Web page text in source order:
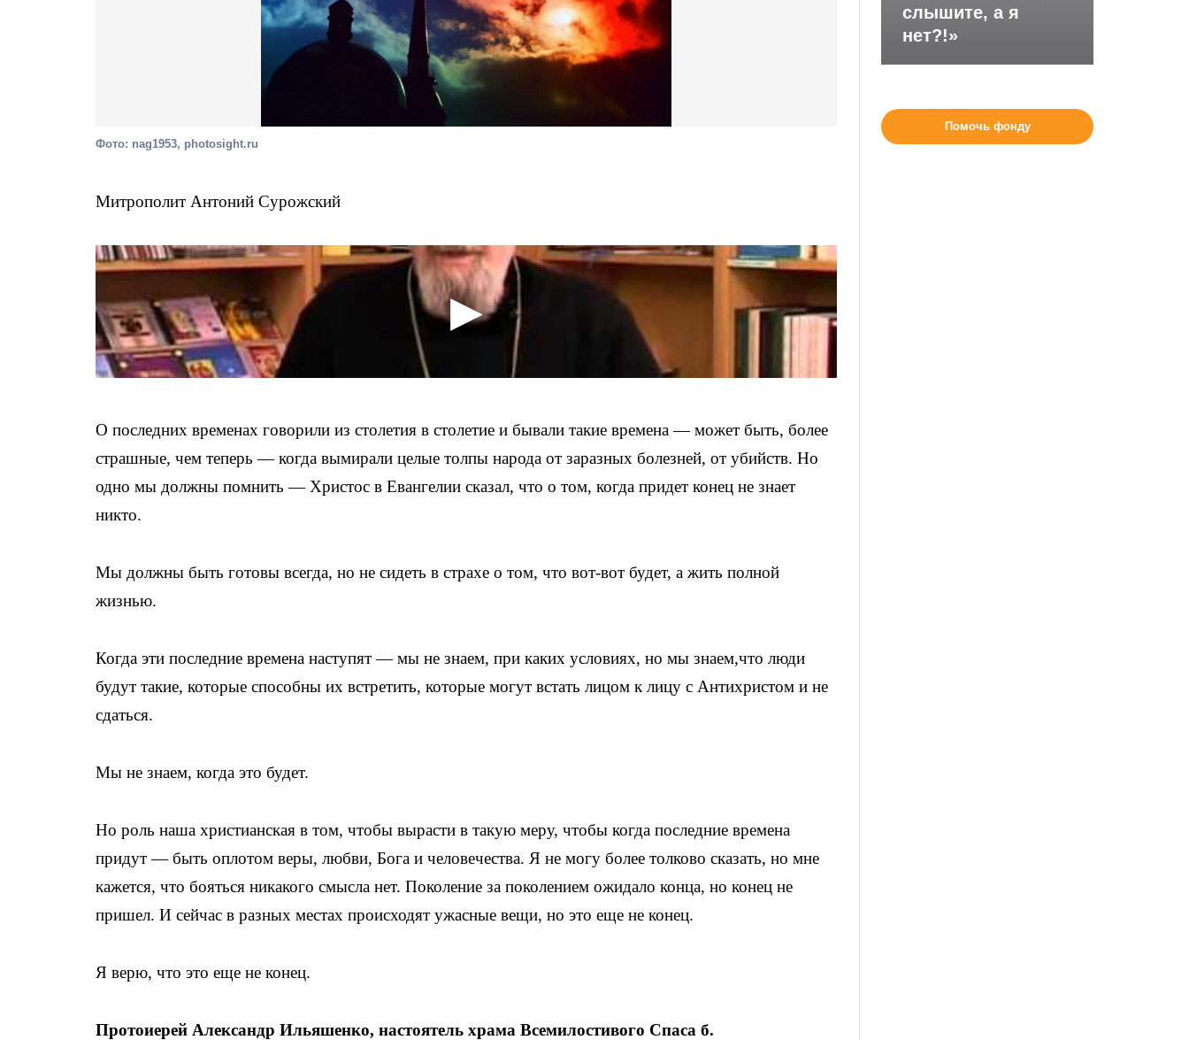
Фото: nag1953, photosight.ru
Митрополит Антоний Сурожский
О последних временах говорили из столетия в столетие и бывали такие времена — может быть, более
страшные, чем теперь — когда вымирали целые толпы народа от заразных болезней, от убийств. Но
одно мы должны помнить — Христос в Евангелии сказал, что о том, когда придет конец не знает
никто.
Мы должны быть готовы всегда, но не сидеть в страхе о том, что вот-вот будет, а жить полной
жизнью.
Когда эти последние времена наступят — мы не знаем, при каких условиях, но мы знаем,что люди
будут такие, которые способны их встретить, которые могут встать лицом к лицу с Антихристом и не
сдаться.
Мы не знаем, когда это будет.
Но роль наша христианская в том, чтобы вырасти в такую меру, чтобы когда последние времена
придут — быть оплотом веры, любви, Бога и человечества. Я не могу более толково сказать, но мне
кажется, что бояться никакого смысла нет. Поколение за поколением ожидало конца, но конец не
пришел. И сейчас в разных местах происходят ужасные вещи, но это еще не конец.
Я верю, что это еще не конец.
Протоиерей Александр Ильяшенко, настоятель храма Всемилостивого Спаса б.
слышите, а я
нет?!»
Помочь фонду